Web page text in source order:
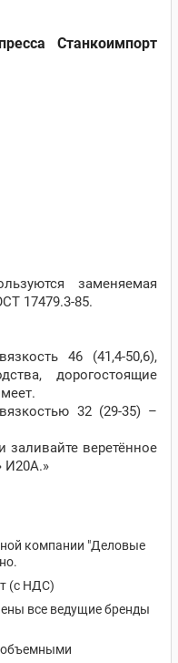
Станкоимпорт
заменяемая
17479.3-85.
46 (41,4-50,6),
дорогостоящие
32 (29-35) –
заливайте веретённое
И20А.»
компании "Деловые
(с НДС)
все ведущие бренды
объемными